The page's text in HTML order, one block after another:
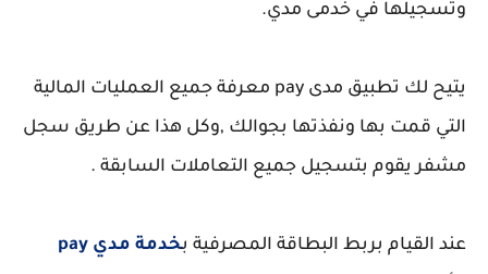
وتسجيلها في خدمى مدي.
يتيح لك تطبيق مدى pay معرفة جميع العمليات المالية
التي قمت بها ونفذتها بجوالك ,وكل هذا عن طريق سجل
مشفر يقوم بتسجيل جميع التعاملات السابقة .
عند القيام بربط البطاقة المصرفية بخدمة مدي pay